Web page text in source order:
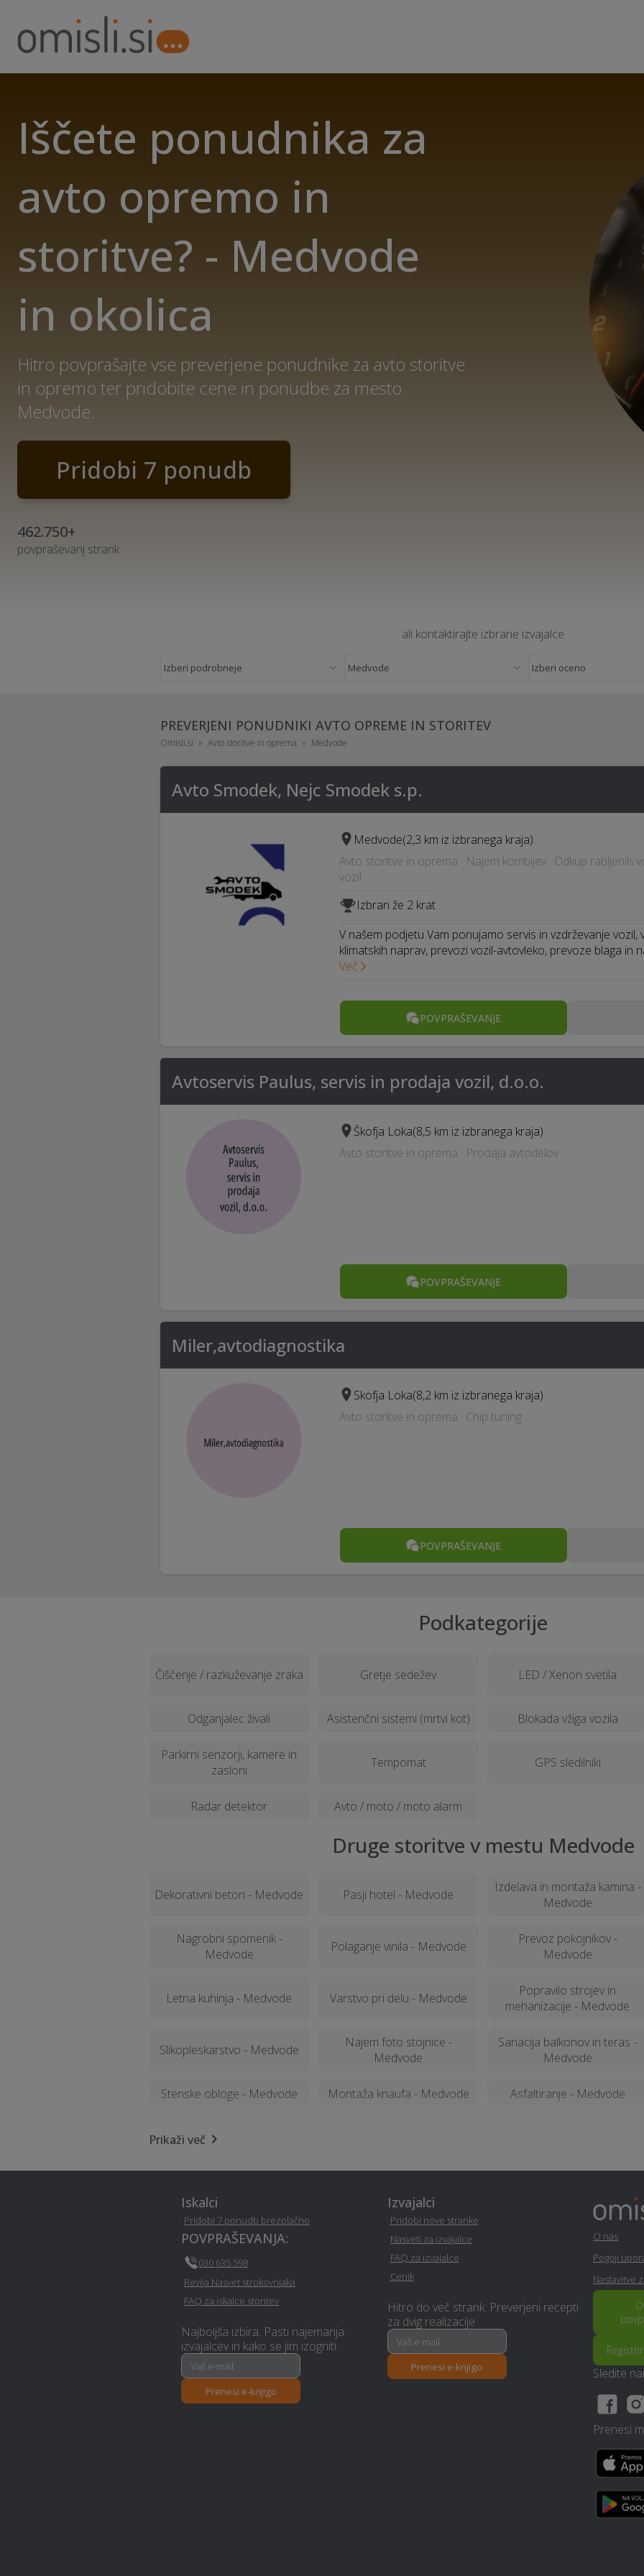
Iščete ponudnika za
avto opremo in
storitve? - Medvode
in okolica
Hitro povprašajte vse preverjene ponudnike za avto storitve
in opremo ter pridobite cene in ponudbe za mesto
Medvode.
Pridobi 7 ponudb
462.750+
povpraševanj strank
ali kontaktirajte izbrane izvajalce
PREVERJENI PONUDNIKI AVTO OPREME IN STORITEV
Omisli.si Avto storitve in oprema Medvode
Avto Smodek, Nejc Smodek s.p.
Medvode(2,3 km iz izbranega kraja)
Avto storitve in oprema · Najem kombijev · Odkup rabljenih
vozil
Izbran že 2 krat
V našem podjetu Vam ponujamo servis in vzdrževanje vozil,
klimatskih naprav, prevozi vozil-avtovleko, prevoze blaga in
Več
POVPRAŠEVANJE
Avtoservis Paulus, servis in prodaja vozil, d.o.o.
Škofja Loka(8,5 km iz izbranega kraja)
Avto storitve in oprema · Prodaja avtodelov
POVPRAŠEVANJE
Miler,avtodiagnostika
Skofja Loka(8,2 km iz izbranega kraja)
Avto storitve in oprema · Chip tuning
POVPRAŠEVANJE
Podkategorije
Čiščenje / razkuževanje zraka Gretje sedežev LED / Xenon svetila
Odganjalec živali Asistenčni sistemi (mrtvi kot) Blokada vžiga vozila
Parkirni senzorji, kamere in
zasloni
Tempomat GPS sledilniki
Radar detektor Avto / moto / moto alarm
Druge storitve v mestu Medvode
Dekorativni beton - Medvode Pasji hotel - Medvode
Izdelava in montaža kamina -
Medvode
Nagrobni spomenik -
Medvode
Polaganje vinila - Medvode
Prevoz pokojnikov -
Medvode
Letna kuhinja - Medvode Varstvo pri delu - Medvode
Popravilo strojev in
mehanizacije - Medvode
Slikopleskarstvo - Medvode
Najem foto stojnice -
Medvode
Sanacija balkonov in teras -
Medvode
Stenske obloge - Medvode Montaža knaufa - Medvode Asfaltiranje - Medvode
prireditev - Medvode
- Medvode
Restavriranje pohištva -
Mizarstvo - Medvode
Prenova hiše na ključ -
Kemična čistilnica, pralnica -
Medvode
Glasbeni nastopi - Medvode
Izolacija - Medvode Pomoč na domu - Medvode Rušitvena dela - Medvode
Urejanje okolice - Medvode Polaganje tapet - Medvode
Hidravlika - Medvode
Vrtna lopa, hiška, uta -
Prikaži več
Iskalci
Pridobi 7 ponudb brezplačno
POVPRAŠEVANJA:
030 635 598
Revija Nasvet strokovnjaka
FAQ za iskalce storitev
Najboljša izbira: Pasti najemanja
izvajalcev in kako se jim izogniti
Prenesi e-knjigo
Izvajalci
Pridobi nove stranke
Nasveti za izvajalce
FAQ za izvajalce
Cenik
Hitro do več strank: Preverjeni recepti
za dvig realizacije
Prenesi e-knjigo
O nas
Pogoji
Nastavitve
Sledite
Prenesi